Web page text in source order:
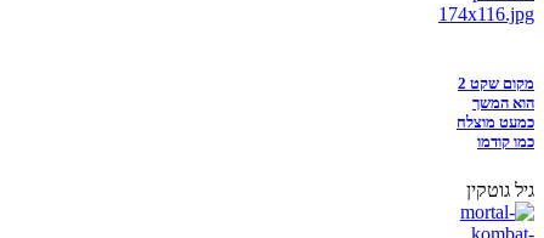
מקום שקט 2
הוא המשך
כמעט מוצלח
כמו קודמו
גיל גוטקין